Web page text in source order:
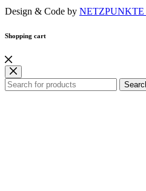
Design & Code by NETZPUNKTE
Shopping cart